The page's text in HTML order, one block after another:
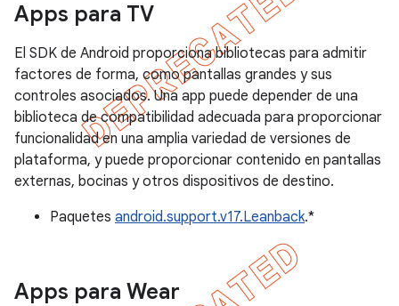
Apps para TV
El SDK de Android proporciona bibliotecas para admitir
factores de forma, como pantallas grandes y sus
controles asociados. Una app puede depender de una
biblioteca de compatibilidad adecuada para proporcionar
funcionalidad en una amplia variedad de versiones de
plataforma, y puede proporcionar contenido en pantallas
externas, bocinas y otros dispositivos de destino.
Paquetes android.support.v17.Leanback.*
Apps para Wear